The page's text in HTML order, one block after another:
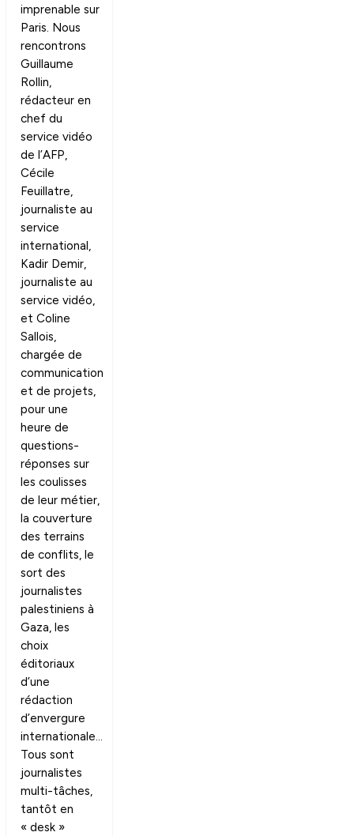
imprenable sur
Paris. Nous
rencontrons
Guillaume
Rollin,
rédacteur en
chef du
service vidéo
de l’AFP,
Cécile
Feuillatre,
journaliste au
service
international,
Kadir Demir,
journaliste au
service vidéo,
et Coline
Sallois,
chargée de
communication
et de projets,
pour une
heure de
questions-
réponses sur
les coulisses
de leur métier,
la couverture
des terrains
de conflits, le
sort des
journalistes
palestiniens à
Gaza, les
choix
éditoriaux
d’une
rédaction
d’envergure
internationale…
Tous sont
journalistes
multi-tâches,
tantôt en
« desk »